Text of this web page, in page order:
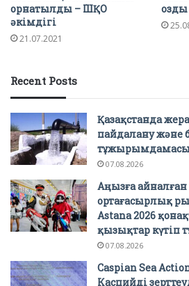
орнатылды – ШҚО
әкімдігі
21.07.2021
озды
Recent Posts
Қазақстанда
пайдалану және
тұжырымдамасы
07.08.2026
Аңызға
ортағасырлық
Astana 2026
қызықтар күтіп
07.08.2026
Caspian Sea
Каспийді